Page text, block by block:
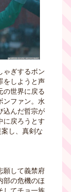
ゃぎするボン
をしようと声
の世界に戻る
ンファン。水
込んだ哲宗が
に戻ろうとす
し、真剣な
願して義禁府
部の危機のほ
してチョ一族